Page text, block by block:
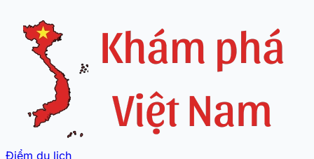
Điểm du lịch